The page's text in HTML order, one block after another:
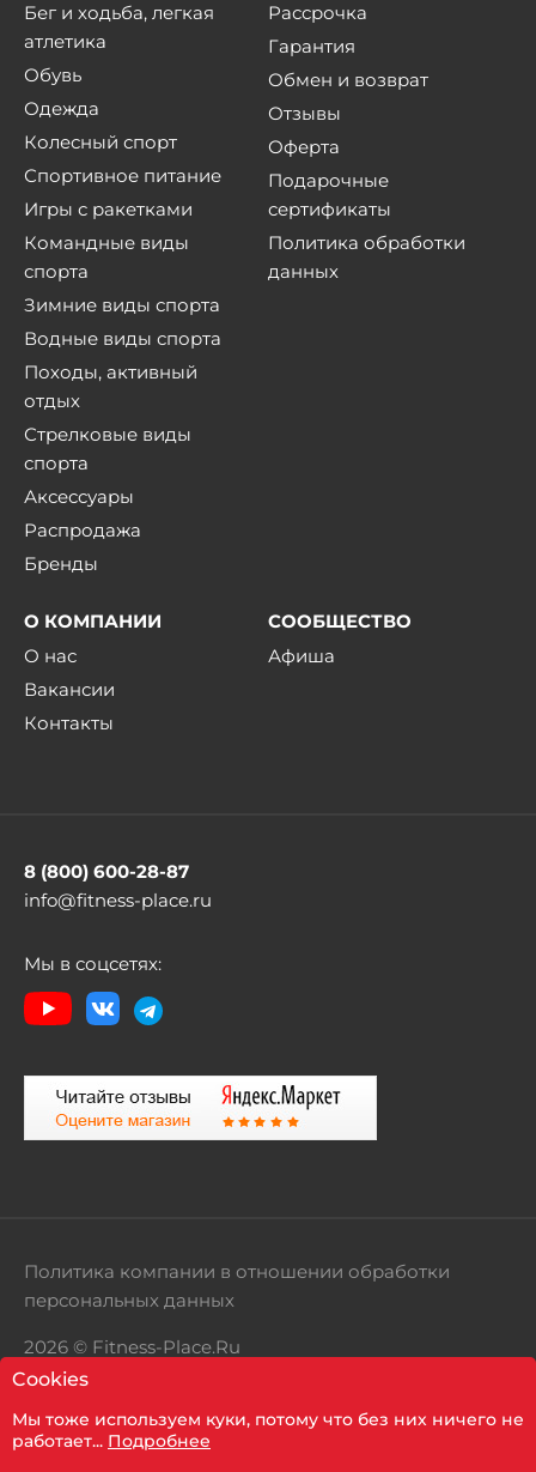
Бег и ходьба, легкая
атлетика
Обувь
Одежда
Колесный спорт
Спортивное питание
Игры с ракетками
Командные виды
спорта
Зимние виды спорта
Водные виды спорта
Походы, активный
отдых
Стрелковые виды
спорта
Аксессуары
Распродажа
Бренды
Рассрочка
Гарантия
Обмен и возврат
Отзывы
Оферта
Подарочные
сертификаты
Политика обработки
данных
О КОМПАНИИ
О нас
Вакансии
Контакты
СООБЩЕСТВО
Афиша
8 (800) 600-28-87
info@fitness-place.ru
Мы в соцсетях:
2026 © Fitness-Place.Ru
Территория здорового образа жизни
Политика компании в отношении обработки
персональных данных
Cookies
Мы тоже используем куки, потому что без них ничего не
работает... Подробнее